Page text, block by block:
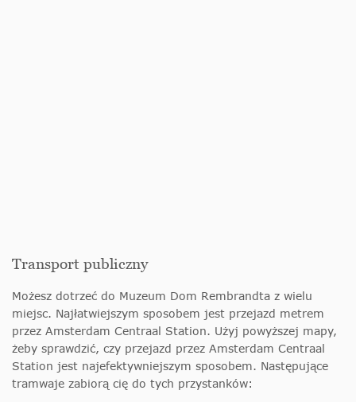
Transport publiczny
Możesz dotrzeć do Muzeum Dom Rembrandta z wielu
miejsc. Najłatwiejszym sposobem jest przejazd metrem
przez Amsterdam Centraal Station. Użyj powyższej mapy,
żeby sprawdzić, czy przejazd przez Amsterdam Centraal
Station jest najefektywniejszym sposobem. Następujące
tramwaje zabiorą cię do tych przystanków: